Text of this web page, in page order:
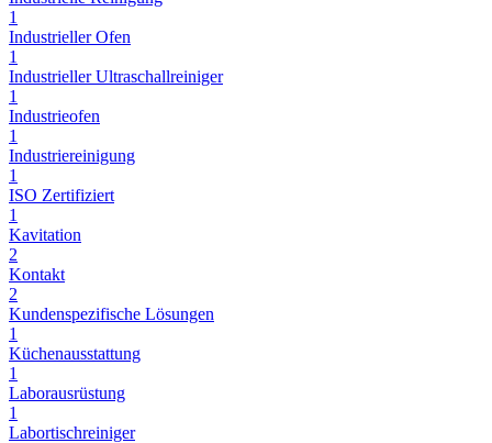
1
Industrieller Ofen
1
Industrieller Ultraschallreiniger
1
Industrieofen
1
Industriereinigung
1
ISO Zertifiziert
1
Kavitation
2
Kontakt
2
Kundenspezifische Lösungen
1
Küchenausstattung
1
Laborausrüstung
1
Labortischreiniger